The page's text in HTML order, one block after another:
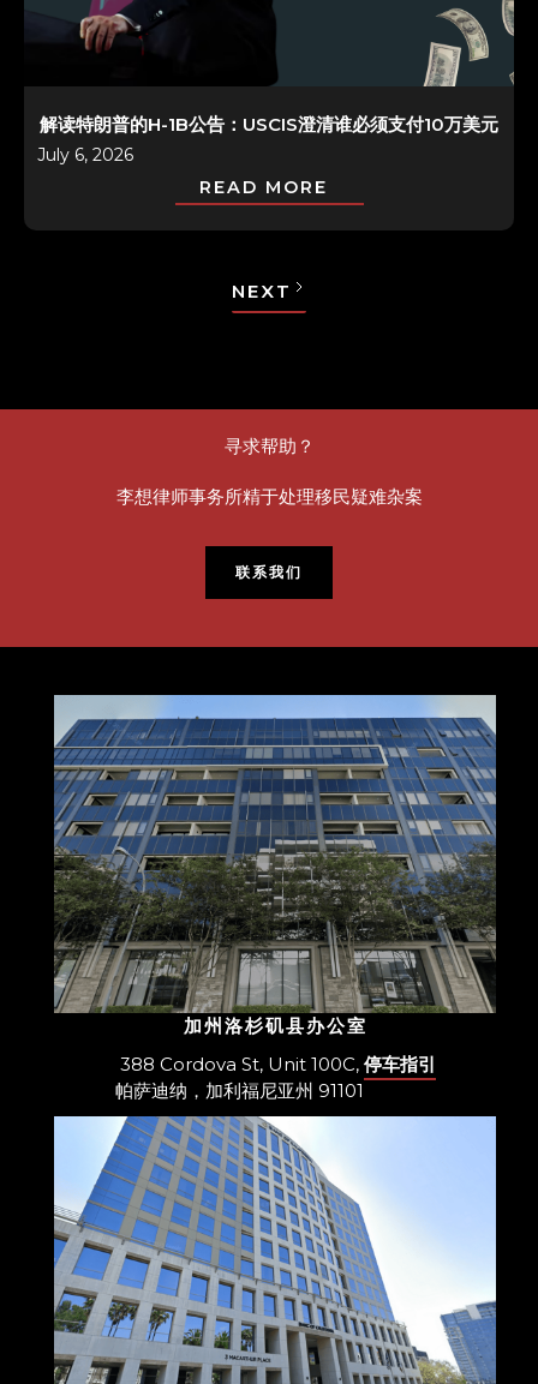
解读特朗普的H-1B公告：USCIS澄清谁必须支付10万美元
July 6, 2026
READ MORE
NEXT
寻求帮助？
李想律师事务所精于处理移民疑难杂案
联系我们
加州洛杉矶县办公室
388 Cordova St, Unit 100C,
帕萨迪纳，加利福尼亚州 91101
停车指引